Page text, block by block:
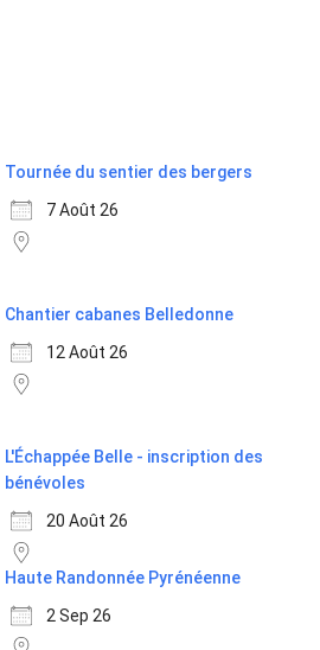
Tournée du sentier des bergers
7 Août 26
Chantier cabanes Belledonne
12 Août 26
L'Échappée Belle - inscription des
bénévoles
20 Août 26
Haute Randonnée Pyrénéenne
2 Sep 26